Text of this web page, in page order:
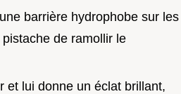
barrière hydrophobe sur les
de ramollir le
et lui donne un éclat brillant,